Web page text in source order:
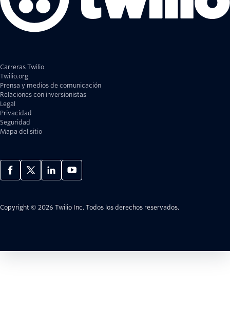
Carreras Twilio
Twilio.org
Prensa y medios de comunicación
Relaciones con inversionistas
Legal
Privacidad
Seguridad
Mapa del sitio
Copyright © 2026 Twilio Inc. Todos los derechos reservados.